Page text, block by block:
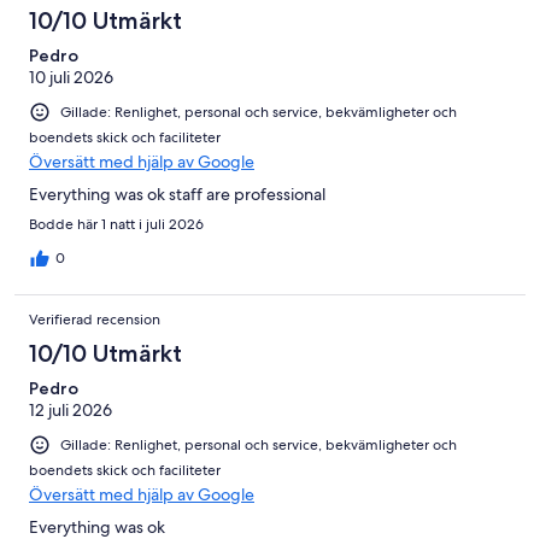
10/10 Utmärkt
Pedro
10 juli 2026
Gillade: Renlighet, personal och service, bekvämligheter och
boendets skick och faciliteter
Översätt med hjälp av Google
Everything was ok staff are professional
Bodde här 1 natt i juli 2026
0
Verifierad recension
10/10 Utmärkt
Pedro
12 juli 2026
Gillade: Renlighet, personal och service, bekvämligheter och
boendets skick och faciliteter
Översätt med hjälp av Google
Everything was ok